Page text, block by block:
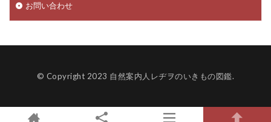
お問い合わせ
© Copyright 2023 自然案内人レヂヲのいきもの図鑑.